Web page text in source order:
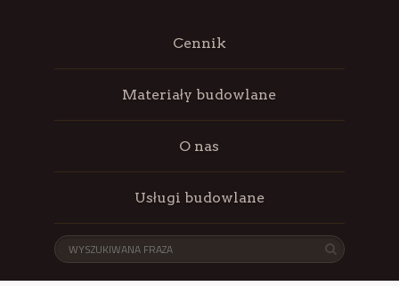
Cennik
Materiały budowlane
O nas
Usługi budowlane